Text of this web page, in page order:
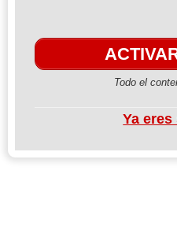
Todo el
Ya